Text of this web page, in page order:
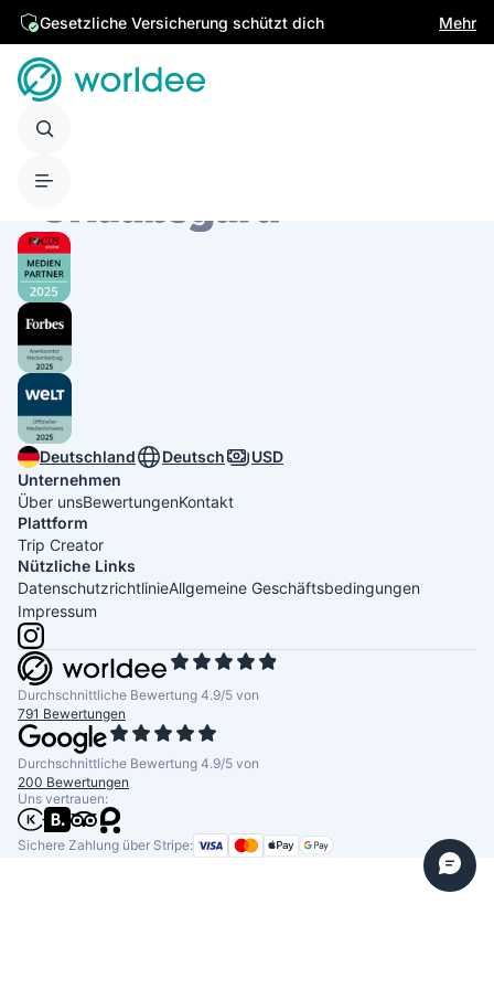
Gesetzliche Versicherung schützt dich Mehr
Deutschland Deutsch
USD
Unternehmen
Über unsBewertungenKontakt
Plattform
Trip Creator
Nützliche Links
DatenschutzrichtlinieAllgemeine Geschäftsbedingungen
Impressum
Durchschnittliche Bewertung 4.9/5 von
791 Bewertungen
Durchschnittliche Bewertung 4.9/5 von
200 Bewertungen
Uns vertrauen:
Sichere Zahlung über Stripe: